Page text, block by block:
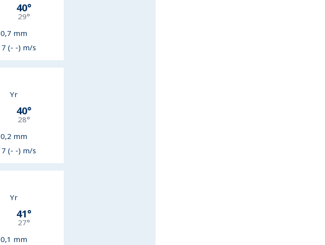
40°
29°
0,7 mm
7 (- -) m/s
Yr
40°
28°
0,2 mm
7 (- -) m/s
Yr
41°
27°
0,1 mm